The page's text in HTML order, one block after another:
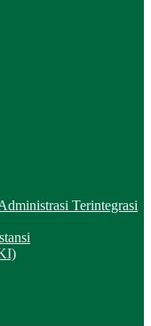
Terintegrasi